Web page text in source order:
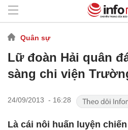
Quân sự
Lữ đoàn Hải quân
sàng chi viện
24/09/2013 - 16:28
Là cái nôi huấn luyện